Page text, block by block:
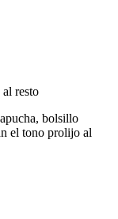
resto
bolsillo
el tono prolijo al